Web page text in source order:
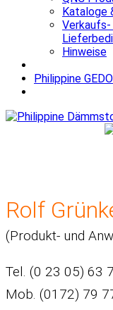
Kataloge
Verkaufs-
Hinweise
Philippine GEDO
Rolf
(Produkt- und
Tel. (0 23 05) 63
Mob. (0172) 79